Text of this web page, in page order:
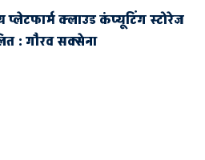
क्लाउड कंप्यूटिंग स्टोरेज
: गौरव सक्सेना